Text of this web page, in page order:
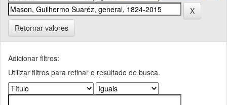
Retornar valores
Adicionar filtros:
Utilizar filtros para refinar o resultado de busca.